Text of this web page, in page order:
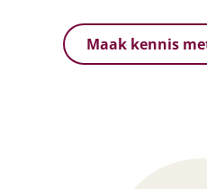
Maak kennis